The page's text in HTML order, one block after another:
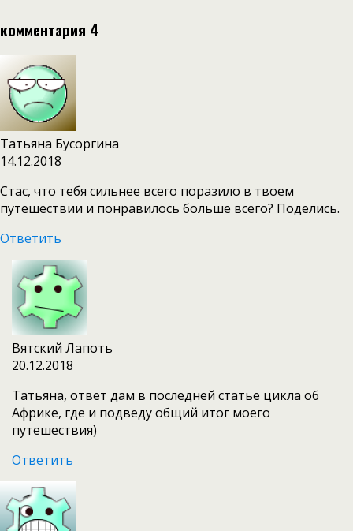
комментария 4
Татьяна Бусоргина
14.12.2018
Стас, что тебя сильнее всего поразило в твоем
путешествии и понравилось больше всего? Поделись.
Ответить
Вятский Лапоть
20.12.2018
Татьяна, ответ дам в последней статье цикла об
Африке, где и подведу общий итог моего
путешествия)
Ответить